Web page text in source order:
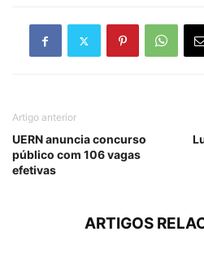
Artigo anterior
UERN anuncia concurso
público com 106 vagas
efetivas
ARTIGOS